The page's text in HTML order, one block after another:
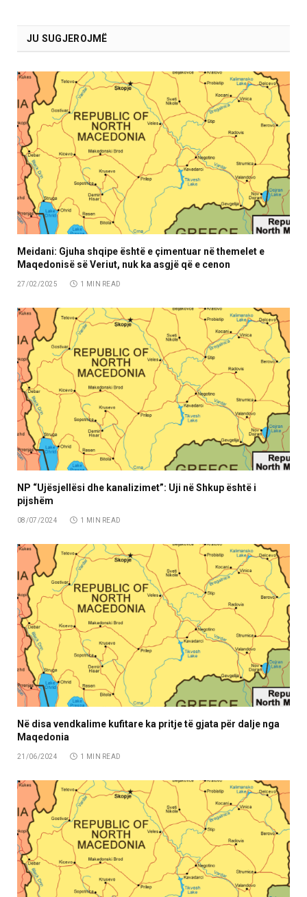
JU SUGJEROJMË
Meidani: Gjuha shqipe është e çimentuar në themelet e
Maqedonisë së Veriut, nuk ka asgjë që e cenon
27/02/2025 1 MIN READ
NP “Ujësjellësi dhe kanalizimet”: Uji në Shkup është i
pijshëm
08/07/2024 1 MIN READ
Në disa vendkalime kufitare ka pritje të gjata për dalje nga
Maqedonia
21/06/2024 1 MIN READ